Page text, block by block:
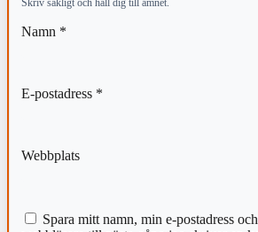
Namn *
E-postadress *
Webbplats
Spara mitt namn, min e-postadress